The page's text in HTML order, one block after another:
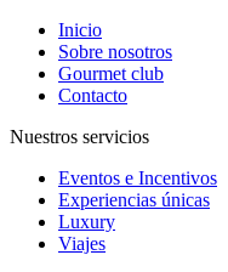
Inicio
Sobre nosotros
Gourmet club
Contacto
Nuestros servicios
Eventos e Incentivos
Experiencias únicas
Luxury
Viajes